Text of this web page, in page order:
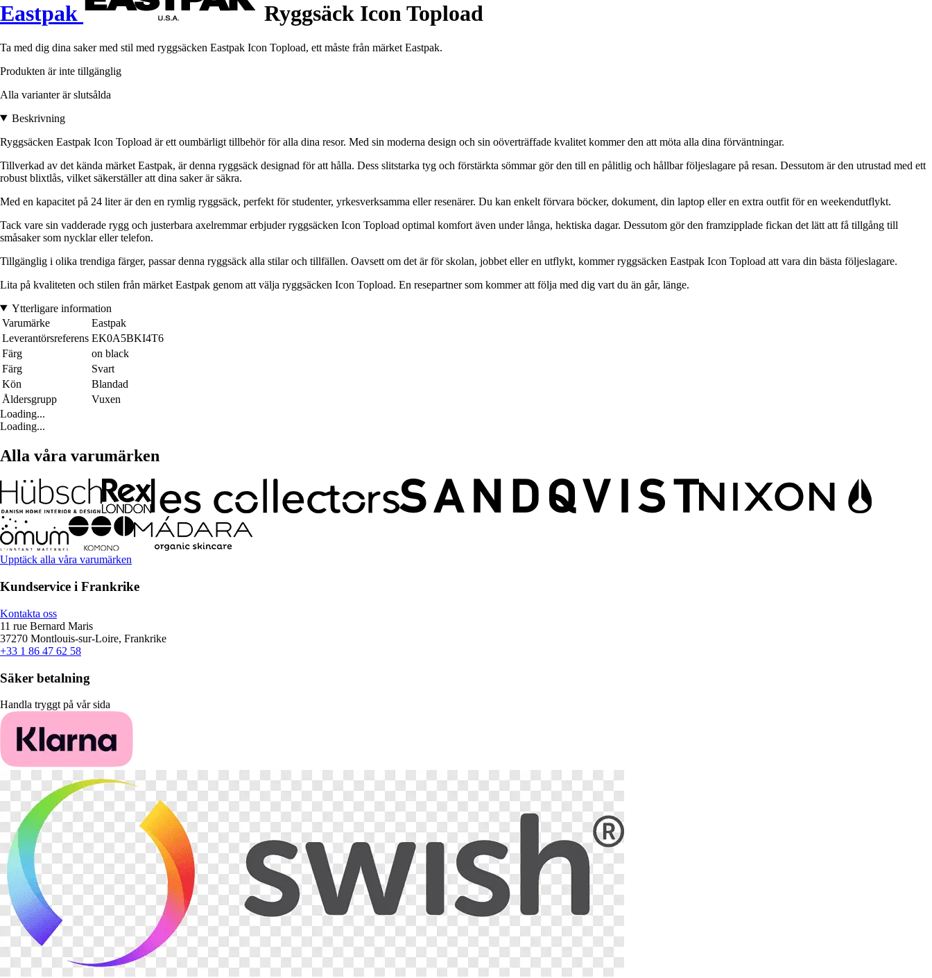
Eastpak Ryggsäck Icon Topload
Ta med dig dina saker med stil med ryggsäcken Eastpak Icon Topload, ett måste från märket Eastpak.
Produkten är inte tillgänglig
Alla varianter är slutsålda
Beskrivning
Ryggsäcken Eastpak Icon Topload är ett oumbärligt tillbehör för alla dina resor. Med sin moderna design och sin oöverträffade kvalitet kommer den att möta alla dina förväntningar.
Tillverkad av det kända märket Eastpak, är denna ryggsäck designad för att hålla. Dess slitstarka tyg och förstärkta sömmar gör den till en pålitlig och hållbar följeslagare på resan. Dessutom är den utrustad med ett
robust blixtlås, vilket säkerställer att dina saker är säkra.
Med en kapacitet på 24 liter är den en rymlig ryggsäck, perfekt för studenter, yrkesverksamma eller resenärer. Du kan enkelt förvara böcker, dokument, din laptop eller en extra outfit för en weekendutflykt.
Tack vare sin vadderade rygg och justerbara axelremmar erbjuder ryggsäcken Icon Topload optimal komfort även under långa, hektiska dagar. Dessutom gör den framzipplade fickan det lätt att få tillgång till
småsaker som nycklar eller telefon.
Tillgänglig i olika trendiga färger, passar denna ryggsäck alla stilar och tillfällen. Oavsett om det är för skolan, jobbet eller en utflykt, kommer ryggsäcken Eastpak Icon Topload att vara din bästa följeslagare.
Lita på kvaliteten och stilen från märket Eastpak genom att välja ryggsäcken Icon Topload. En resepartner som kommer att följa med dig vart du än går, länge.
Ytterligare information
Varumärke
Eastpak
Leverantörsreferens EK0A5BKI4T6
Färg
on black
Färg
Svart
Kön
Blandad
Åldersgrupp
Vuxen
Loading...
Loading...
Alla våra varumärken
Upptäck alla våra varumärken
Kundservice i Frankrike
Kontakta oss
11 rue Bernard Maris
37270 Montlouis-sur-Loire, Frankrike
+33 1 86 47 62 58
Säker betalning
Handla tryggt på vår sida